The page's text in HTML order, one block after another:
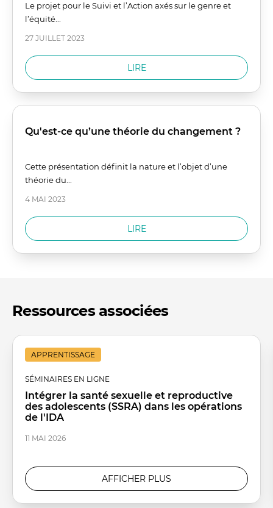
Le projet pour le Suivi et l’Action axés sur le genre et
l’équité...
27 JUILLET 2023
LIRE
Qu'est-ce qu’une théorie du changement ?
Cette présentation définit la nature et l’objet d’une
théorie du...
4 MAI 2023
LIRE
Ressources associées
APPRENTISSAGE
SÉMINAIRES EN LIGNE
Intégrer la santé sexuelle et reproductive
des adolescents (SSRA) dans les opérations
de l'IDA
11 MAI 2026
AFFICHER PLUS